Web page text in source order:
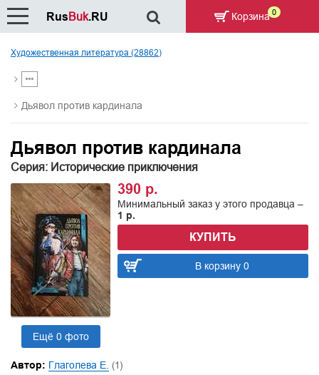
Художественная литература (28862)
Дьявол против кардинала
Дьявол против кардинала
Серия: Исторические приключения
Ещё 0 фото
390 р.
Минимальный заказ у этого продавца –
1 р.
КУПИТЬ
В корзину 0
Автор: Глаголева Е. (1)
RusBuk.RU Корзина 0